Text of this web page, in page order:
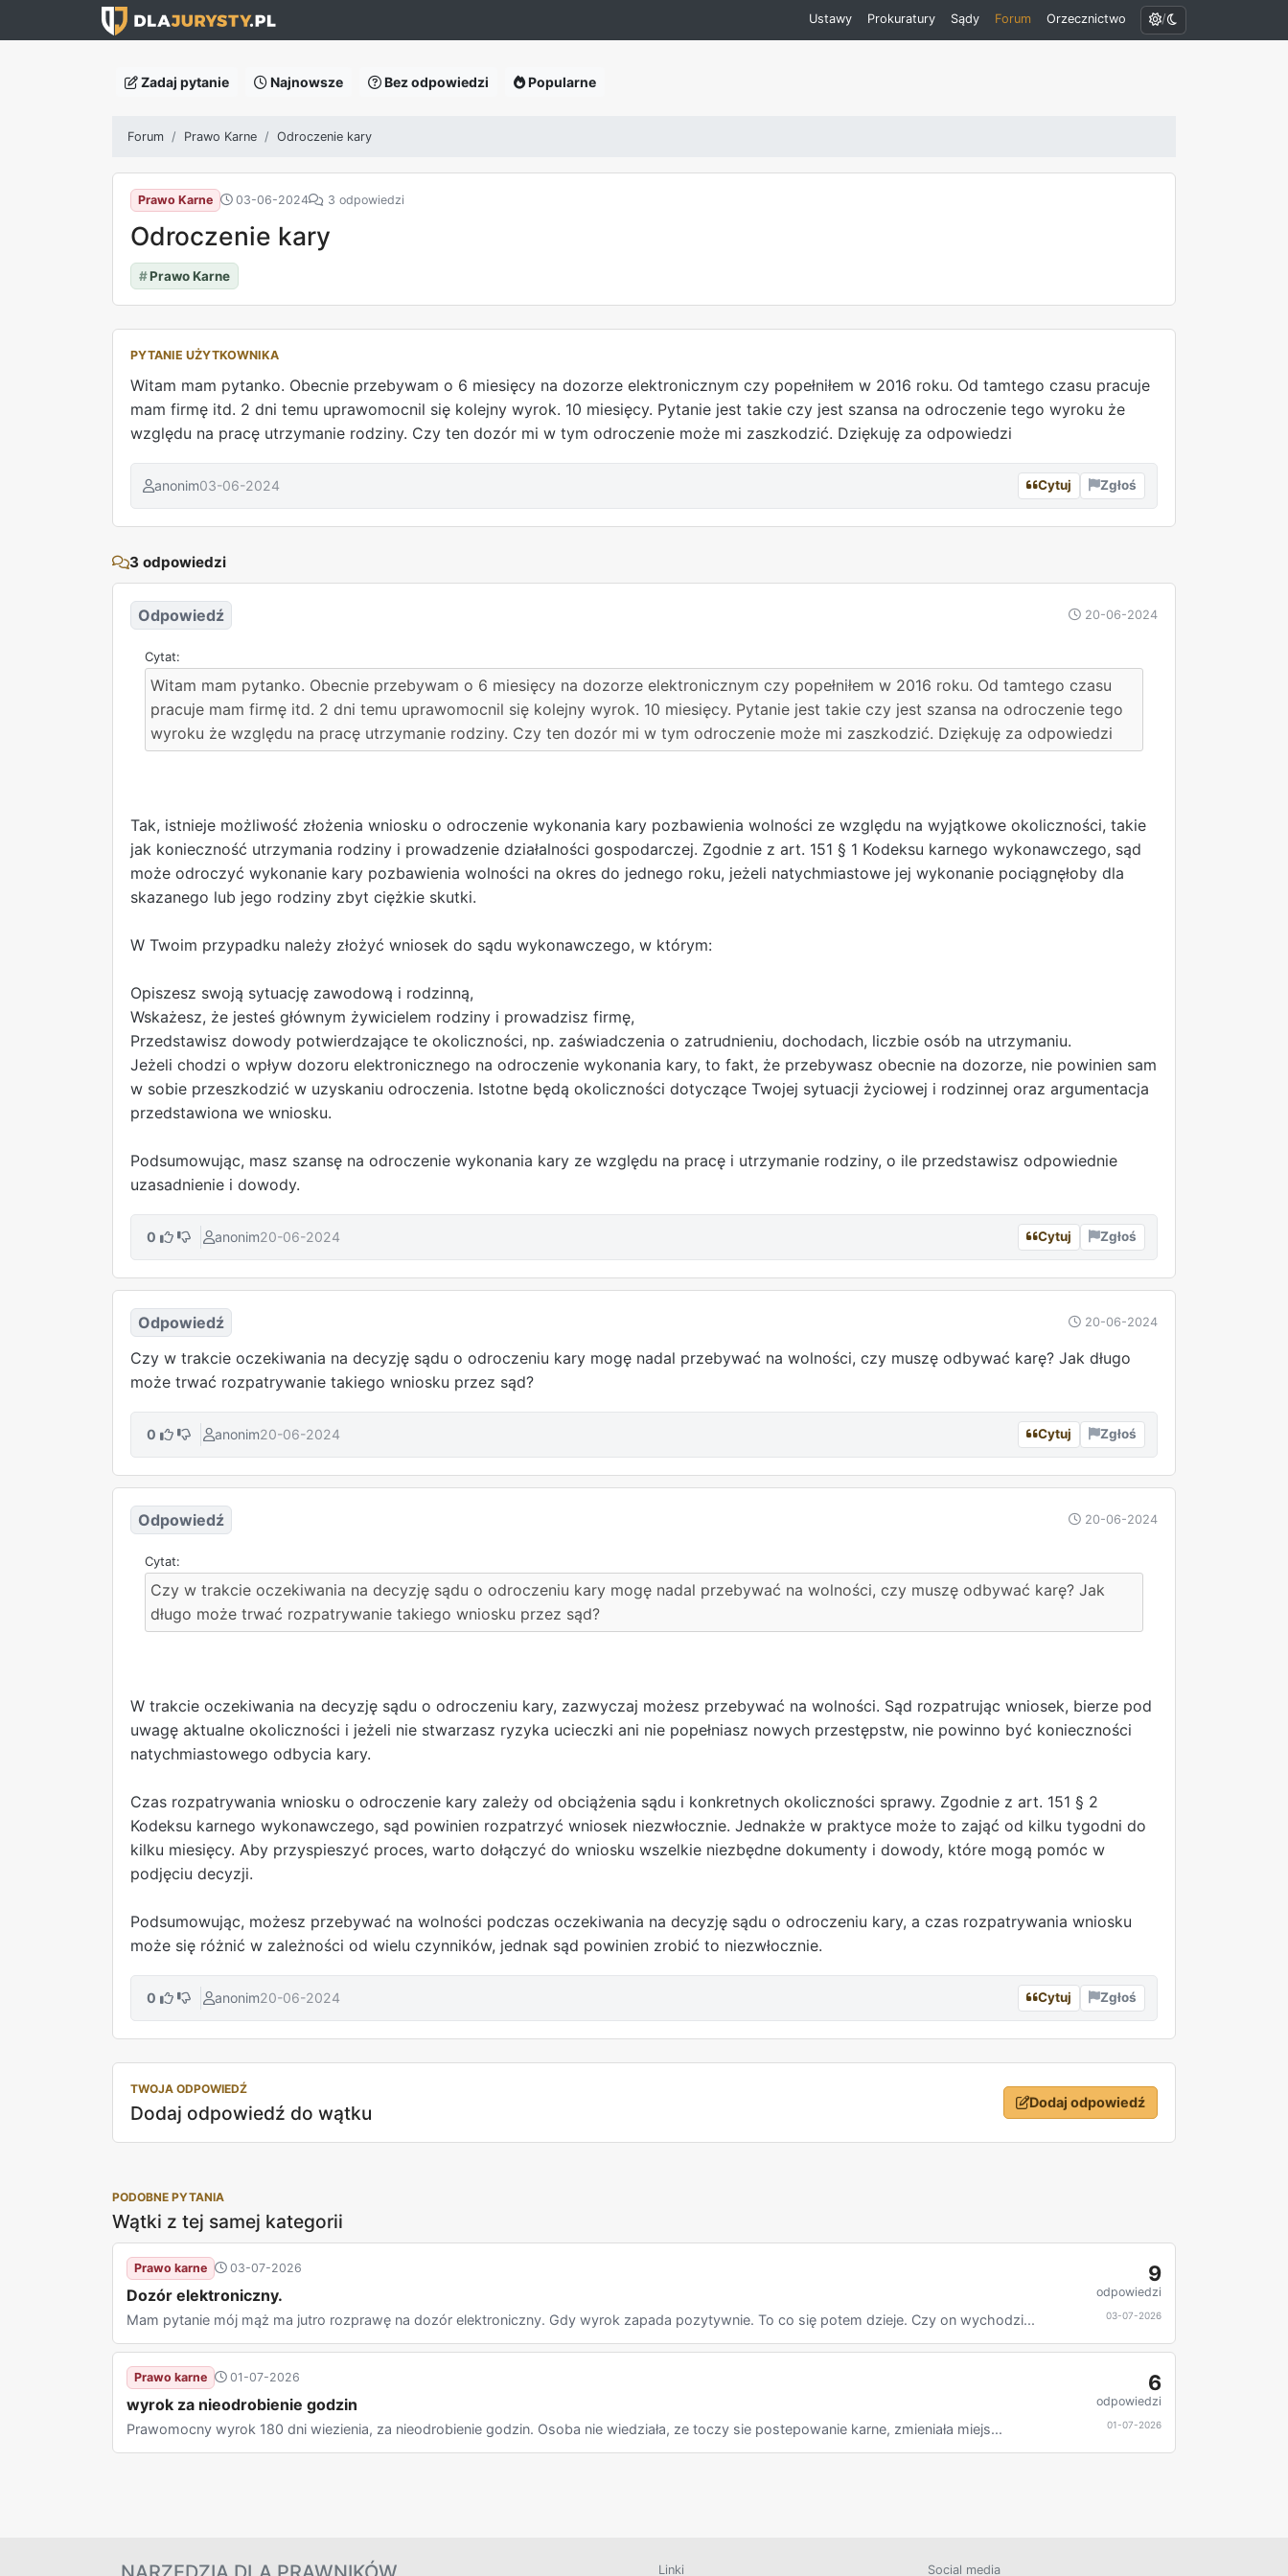
Ustawy Prokuratury Sądy Forum Orzecznictwo /
Zadaj pytanie Najnowsze Bez odpowiedzi Popularne
Forum Prawo Karne Odroczenie kary
Prawo Karne 03-06-2024 3 odpowiedzi
Odroczenie kary
#Prawo Karne
PYTANIE UŻYTKOWNIKA
Witam mam pytanko. Obecnie przebywam o 6 miesięcy na dozorze elektronicznym czy popełniłem w 2016 roku. Od tamtego czasu pracuje
mam firmę itd. 2 dni temu uprawomocnil się kolejny wyrok. 10 miesięcy. Pytanie jest takie czy jest szansa na odroczenie tego wyroku że
względu na pracę utrzymanie rodziny. Czy ten dozór mi w tym odroczenie może mi zaszkodzić. Dziękuję za odpowiedzi
anonim03-06-2024 Cytuj Zgłoś
3 odpowiedzi
Odpowiedź 20-06-2024
Witam mam pytanko. Obecnie przebywam o 6 miesięcy na dozorze elektronicznym czy popełniłem w 2016 roku. Od tamtego czasu
pracuje mam firmę itd. 2 dni temu uprawomocnil się kolejny wyrok. 10 miesięcy. Pytanie jest takie czy jest szansa na odroczenie tego
wyroku że względu na pracę utrzymanie rodziny. Czy ten dozór mi w tym odroczenie może mi zaszkodzić. Dziękuję za odpowiedzi
Tak, istnieje możliwość złożenia wniosku o odroczenie wykonania kary pozbawienia wolności ze względu na wyjątkowe okoliczności, takie
jak konieczność utrzymania rodziny i prowadzenie działalności gospodarczej. Zgodnie z art. 151 § 1 Kodeksu karnego wykonawczego, sąd
może odroczyć wykonanie kary pozbawienia wolności na okres do jednego roku, jeżeli natychmiastowe jej wykonanie pociągnęłoby dla
skazanego lub jego rodziny zbyt ciężkie skutki.
W Twoim przypadku należy złożyć wniosek do sądu wykonawczego, w którym:
Opiszesz swoją sytuację zawodową i rodzinną,
Wskażesz, że jesteś głównym żywicielem rodziny i prowadzisz firmę,
Przedstawisz dowody potwierdzające te okoliczności, np. zaświadczenia o zatrudnieniu, dochodach, liczbie osób na utrzymaniu.
Jeżeli chodzi o wpływ dozoru elektronicznego na odroczenie wykonania kary, to fakt, że przebywasz obecnie na dozorze, nie powinien sam
w sobie przeszkodzić w uzyskaniu odroczenia. Istotne będą okoliczności dotyczące Twojej sytuacji życiowej i rodzinnej oraz argumentacja
przedstawiona we wniosku.
Podsumowując, masz szansę na odroczenie wykonania kary ze względu na pracę i utrzymanie rodziny, o ile przedstawisz odpowiednie
uzasadnienie i dowody.
0 anonim20-06-2024 Cytuj Zgłoś
Odpowiedź 20-06-2024
Czy w trakcie oczekiwania na decyzję sądu o odroczeniu kary mogę nadal przebywać na wolności, czy muszę odbywać karę? Jak długo
może trwać rozpatrywanie takiego wniosku przez sąd?
0 anonim20-06-2024 Cytuj Zgłoś
Odpowiedź 20-06-2024
Czy w trakcie oczekiwania na decyzję sądu o odroczeniu kary mogę nadal przebywać na wolności, czy muszę odbywać karę? Jak
długo może trwać rozpatrywanie takiego wniosku przez sąd?
W trakcie oczekiwania na decyzję sądu o odroczeniu kary, zazwyczaj możesz przebywać na wolności. Sąd rozpatrując wniosek, bierze pod
uwagę aktualne okoliczności i jeżeli nie stwarzasz ryzyka ucieczki ani nie popełniasz nowych przestępstw, nie powinno być konieczności
natychmiastowego odbycia kary.
Czas rozpatrywania wniosku o odroczenie kary zależy od obciążenia sądu i konkretnych okoliczności sprawy. Zgodnie z art. 151 § 2
Kodeksu karnego wykonawczego, sąd powinien rozpatrzyć wniosek niezwłocznie. Jednakże w praktyce może to zająć od kilku tygodni do
kilku miesięcy. Aby przyspieszyć proces, warto dołączyć do wniosku wszelkie niezbędne dokumenty i dowody, które mogą pomóc w
podjęciu decyzji.
Podsumowując, możesz przebywać na wolności podczas oczekiwania na decyzję sądu o odroczeniu kary, a czas rozpatrywania wniosku
może się różnić w zależności od wielu czynników, jednak sąd powinien zrobić to niezwłocznie.
0 anonim20-06-2024 Cytuj Zgłoś
TWOJA ODPOWIEDŹ
Dodaj odpowiedź do wątku Dodaj odpowiedź
PODOBNE PYTANIA
Wątki z tej samej kategorii
Prawo karne 03-07-2026
Dozór elektroniczny.
Mam pytanie mój mąż ma jutro rozprawę na dozór elektroniczny. Gdy wyrok zapada pozytywnie. To co się potem dzieje. Czy on wychodzi...
9
odpowiedzi
03-07-2026
Prawo karne 01-07-2026
wyrok za nieodrobienie godzin
Prawomocny wyrok 180 dni wiezienia, za nieodrobienie godzin. Osoba nie wiedziała, ze toczy sie postepowanie karne, zmieniała miejs...
6
odpowiedzi
01-07-2026
Linki Social media